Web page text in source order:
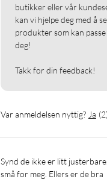
butikker eller vår
kan vi hjelpe deg med å
produkter som kan
deg!
Takk for din feedback!
Var anmeldelsen nyttig? Ja (2)
Synd de ikke er litt justerbare. Bittelitt for
små for meg. Ellers er de bra